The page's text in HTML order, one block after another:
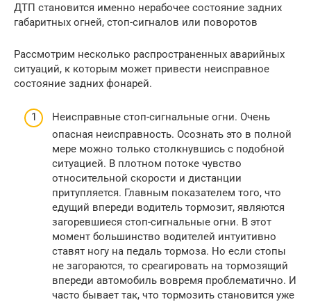
ДТП становится именно нерабочее состояние задних
габаритных огней, стоп-сигналов или поворотов
Рассмотрим несколько распространенных аварийных
ситуаций, к которым может привести неисправное
состояние задних фонарей.
Неисправные стоп-сигнальные огни. Очень
опасная неисправность. Осознать это в полной
мере можно только столкнувшись с подобной
ситуацией. В плотном потоке чувство
относительной скорости и дистанции
притупляется. Главным показателем того, что
едущий впереди водитель тормозит, являются
загоревшиеся стоп-сигнальные огни. В этот
момент большинство водителей интуитивно
ставят ногу на педаль тормоза. Но если стопы
не загораются, то среагировать на тормозящий
впереди автомобиль вовремя проблематично. И
часто бывает так, что тормозить становится уже